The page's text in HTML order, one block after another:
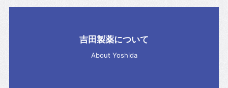
吉田製薬について
About Yoshida